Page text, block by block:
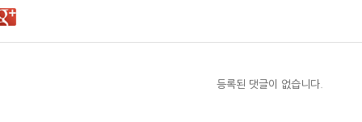
등록된 댓글이 없습니다.